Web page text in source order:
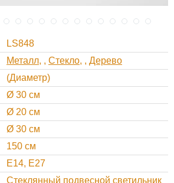
LS848
Металл , Стекло , Дерево
(Диаметр)
Ø 30 см
Ø 20 см
Ø 30 см
150 см
Е14, Е27
Стеклянный подвесной светильник